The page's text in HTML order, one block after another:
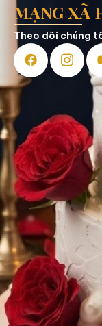
MẠNG XÃ
Theo dõi chúng